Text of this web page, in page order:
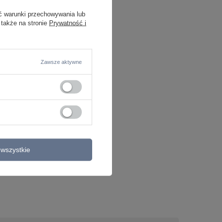
warunki przechowywania lub
na stronie Prywatność i
Zawsze aktywne